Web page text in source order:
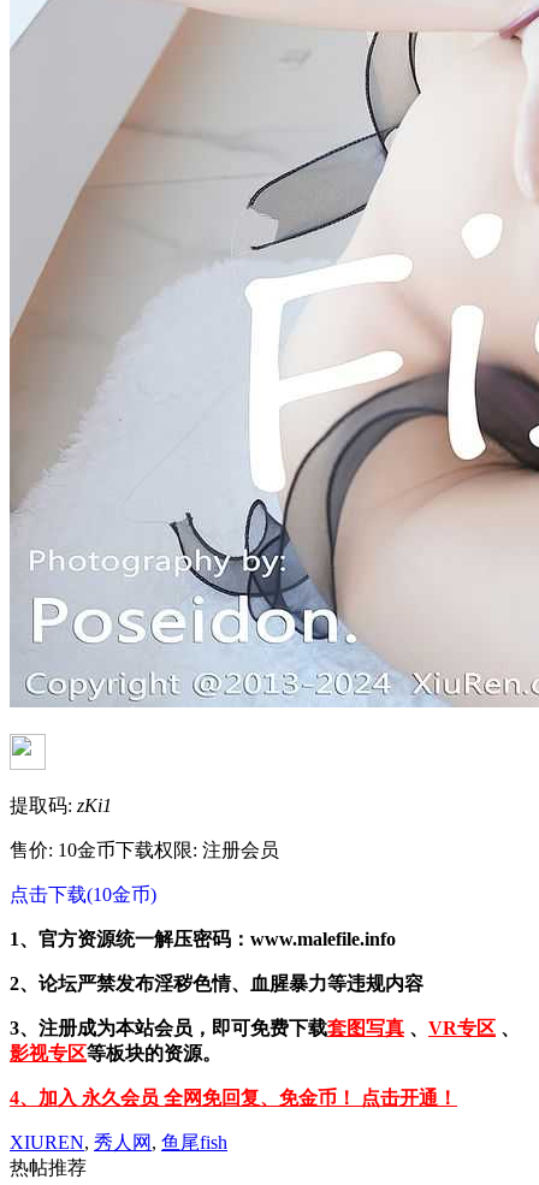
提取码: zKi1
售价: 10金币下载权限: 注册会员
点击下载(10金币)
1、官方资源统一解压密码：www.malefile.info
2、论坛严禁发布淫秽色情、血腥暴力等违规内容
3、注册成为本站会员，即可免费下载套图写真 、 VR专区 、
影视专区等板块的资源。
4、加入 永久会员 全网免回复、免金币！ 点击开通！
XIUREN, 秀人网 , 鱼尾fish
热帖推荐